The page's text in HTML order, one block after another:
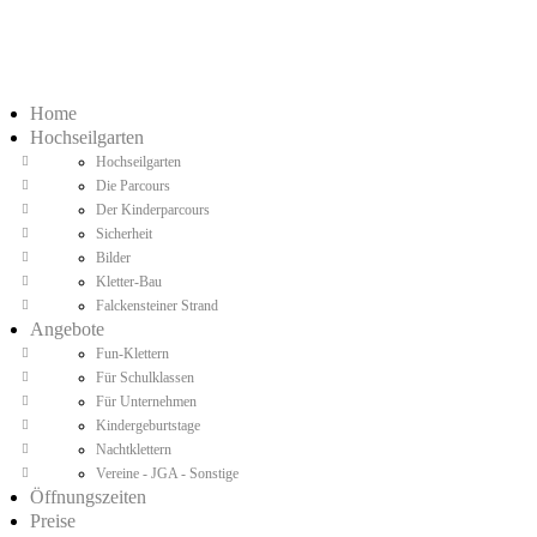
Home
Hochseilgarten
Hochseilgarten
Die Parcours
Der Kinderparcours
Sicherheit
Bilder
Kletter-Bau
Falckensteiner Strand
Angebote
Fun-Klettern
Für Schulklassen
Für Unternehmen
Kindergeburtstage
Nachtklettern
Vereine - JGA - Sonstige
Öffnungszeiten
Preise